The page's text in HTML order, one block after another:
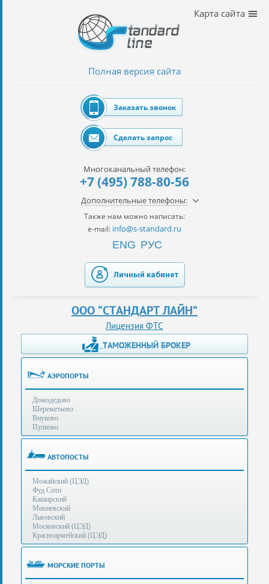
автомобилей
Получение
ЭЦП
за
сутки
услуги
Опыт
оформления
рекомендует
Таможенные
процедуры
(особенности):
Полезная
информация
Полная версия сайта
Карта сайта
Заказать звонок
Сделать запрос
Многоканальный телефон:
+7 (495) 788-80-56
Дополнительные телефоны:
Также нам можно написать:
e-mail: info@s-standard.ru
ENG РУС
Личный кабинет
ООО “СТАНДАРТ ЛАЙН”
Лицензия ФТС
ТАМОЖЕННЫЙ БРОКЕР
АЭРОПОРТЫ
Домодедово
Шереметьево
Внуково
Пулково
АВТОПОСТЫ
Можайский (ЦЭД)
Фуд Сити
Каширский
Михневский
Львовский
Московский (ЦЭД)
Красноармейский (ЦЭД)
МОРСКИЕ ПОРТЫ